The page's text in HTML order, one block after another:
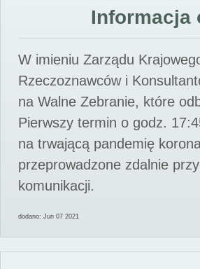
Informacja
W imieniu Zarządu
Rzeczoznawców i
na Walne Zebranie, które
Pierwszy termin o godz.
na trwającą pandemię
przeprowadzone zdalnie
komunikacji.
dodano: Jun 07 2021